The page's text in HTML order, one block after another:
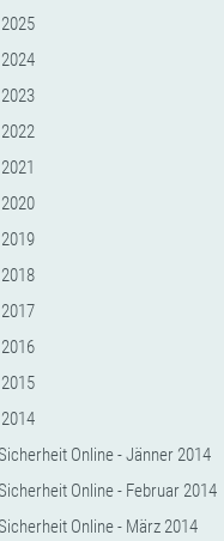
Online - Jänner 2014
Online - Februar 2014
Online - März 2014